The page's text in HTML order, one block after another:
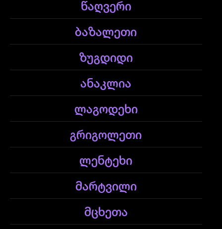
წაღვერი
ბაზალეთი
ზუგდიდი
ანაკლია
ლაგოდეხი
გრიგოლეთი
ლენტეხი
მარტვილი
მცხეთა